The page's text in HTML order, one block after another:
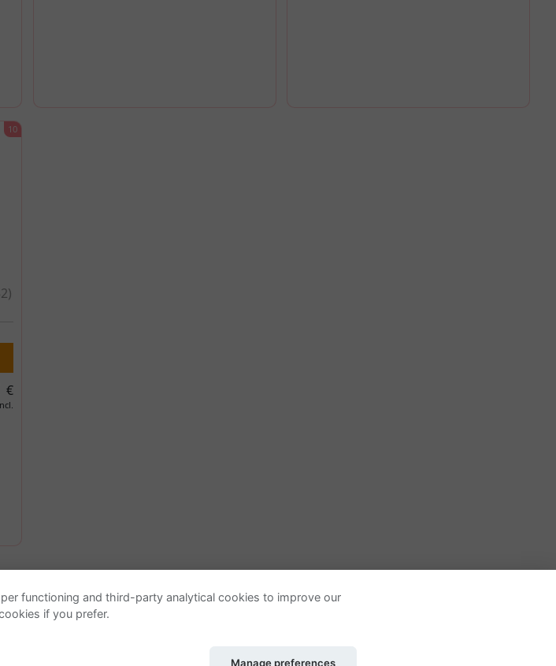
€
pedido
functioning and third-party analytical cookies to improve our
if you prefer.
Manage preferences